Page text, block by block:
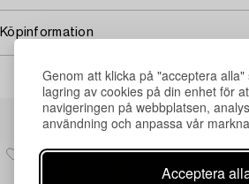
Genom att klicka på "acceptera alla"
lagring av cookies på din enhet för
navigeringen på webbplatsen,
användning och anpassa vår
Acceptera
Köpinformation
Andra har även